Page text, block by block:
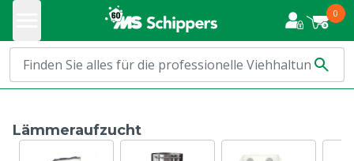
0
Lämmeraufzucht